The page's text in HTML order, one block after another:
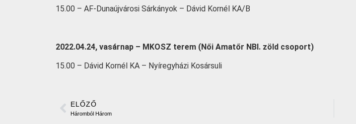
15.00 – AF-Dunaújvárosi Sárkányok – Dávid Kornél KA/B
2022.04.24, vasárnap – MKOSZ terem (Női Amatőr NBI. zöld csoport)
15.00 – Dávid Kornél KA – Nyíregyházi Kosársuli
ELŐZŐ
Háromból Három